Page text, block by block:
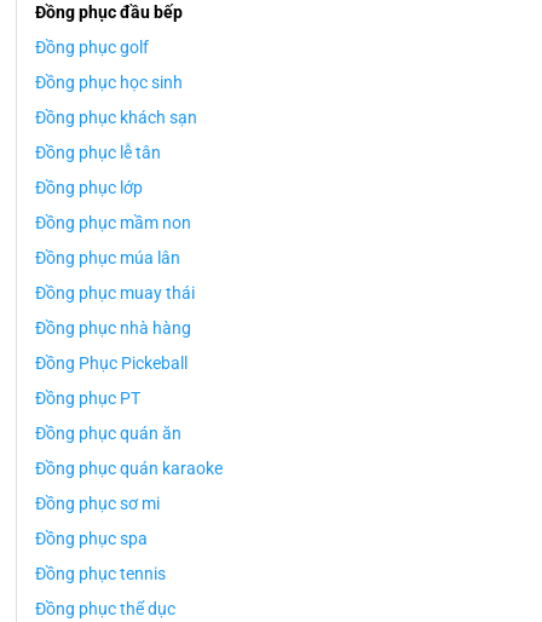
Đồng phục đầu bếp
Đồng phục golf
Đồng phục học sinh
Đồng phục khách sạn
Đồng phục lễ tân
Đồng phục lớp
Đồng phục mầm non
Đồng phục múa lân
Đồng phục muay thái
Đồng phục nhà hàng
Đồng Phục Pickeball
Đồng phục PT
Đồng phục quán ăn
Đồng phục quán karaoke
Đồng phục sơ mi
Đồng phục spa
Đồng phục tennis
Đồng phục thể dục